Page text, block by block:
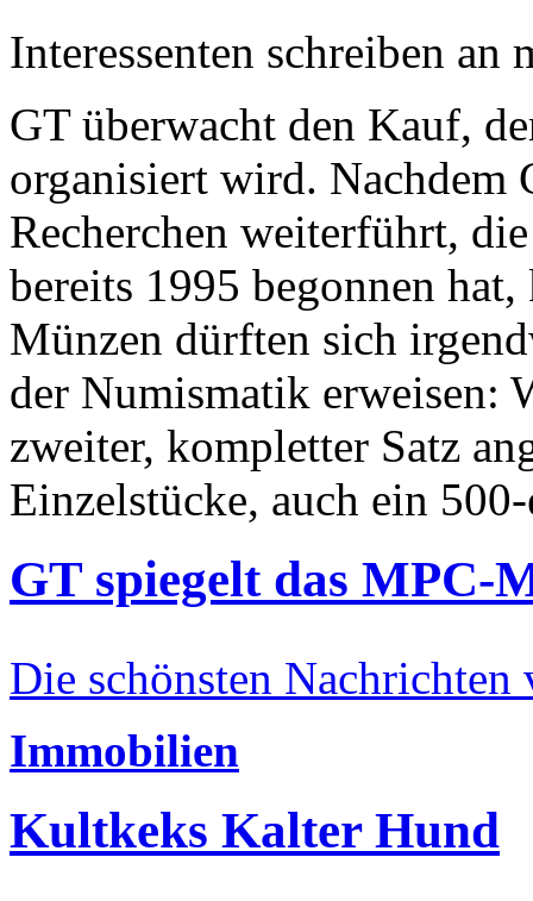
Interessenten schreiben
GT überwacht den Kauf,
organisiert wird. Nachdem
Recherchen weiterführt,
bereits 1995 begonnen
Münzen dürften sich
der Numismatik erweisen:
zweiter, kompletter Satz
Einzelstücke, auch ein
GT spiegelt das MPC-
Die schönsten Nachrichten
Immobilien
Kultkeks Kalter Hund